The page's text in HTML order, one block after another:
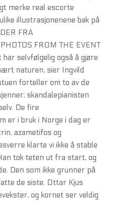
merke real escorte
illustrasjonenene bak på
FRA
FROM THE EVENT
selvfølgelig også å gjøre
naturen, sier Ingvild
forteller om to av de
skandalepianisten
De fire
er i bruk i Norge i dag er
azametifos og
klarte vi ikke å stable
tok teten ut fra start, og
Den som ikke grunner på
de siste. Ottar Kjus
og kornet ser veldig